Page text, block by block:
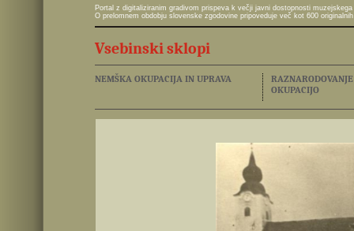
Portal z digitaliziranim gradivom prispeva k večji javni dostopnosti
O prelomnem obdobju slovenske zgodovine pripoveduje več kot 600
Vsebinski sklopi
NEMŠKA OKUPACIJA IN UPRAVA
OKUPACIJO